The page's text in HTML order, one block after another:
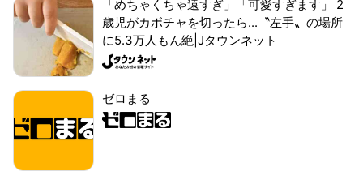
「めちゃくちゃ遠すぎ」「可愛すぎます」 2
歳児がカボチャを切ったら...〝左手〟の場所
に5.3万人もん絶|Jタウンネット
ゼロまる